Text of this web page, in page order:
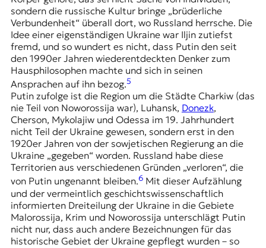
sondern die russische Kultur bringe „brüderliche
Verbundenheit“ überall dort, wo Russland herrsche. Die
Idee einer eigenständigen Ukraine war Iljin zutiefst
fremd, und so wundert es nicht, dass Putin den seit
den 1990er Jahren wiederentdeckten Denker zum
Hausphilosophen machte und sich in seinen
Ansprachen auf ihn bezog.5
Putin zufolge ist die Region um die Städte Charkiw (das
nie Teil von Noworossija war), Luhansk, Donezk,
Cherson, Mykolajiw und Odessa im 19. Jahrhundert
nicht Teil der Ukraine gewesen, sondern erst in den
1920er Jahren von der sowjetischen Regierung an die
Ukraine „gegeben“ worden. Russland habe diese
Territorien aus verschiedenen Gründen „verloren“, die
von Putin ungenannt bleiben.6Mit dieser Aufzählung
und der vermeintlich geschichtswissenschaftlich
informierten Dreiteilung der Ukraine in die Gebiete
Malorossija, Krim und Noworossija unterschlägt Putin
nicht nur, dass auch andere Bezeichnungen für das
historische Gebiet der Ukraine gepflegt wurden – so